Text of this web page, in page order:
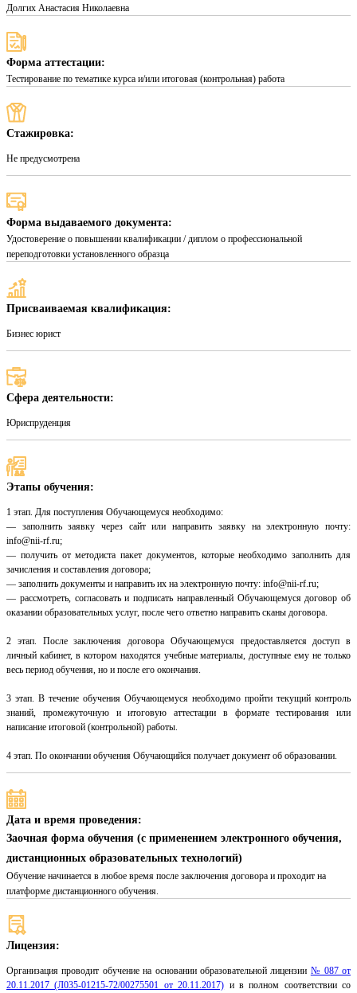
Долгих Анастасия Николаевна
Форма аттестации:
Тестирование по тематике курса и/или итоговая (контрольная) работа
Стажировка:
Не предусмотрена
Форма выдаваемого документа:
Удостоверение о повышении квалификации / диплом о профессиональной
переподготовки установленного образца
Присваиваемая квалификация:
Бизнес юрист
Сфера деятельности:
Юриспруденция
Этапы обучения:
1 этап. Для поступления Обучающемуся необходимо:
— заполнить заявку через сайт или направить заявку на электронную почту:
info@nii-rf.ru;
— получить от методиста пакет документов, которые необходимо заполнить для
зачисления и составления договора;
— заполнить документы и направить их на электронную почту: info@nii-rf.ru;
— рассмотреть, согласовать и подписать направленный Обучающемуся договор об
оказании образовательных услуг, после чего ответно направить сканы договора.
2 этап. После заключения договора Обучающемуся предоставляется доступ в
личный кабинет, в котором находятся учебные материалы, доступные ему не только
весь период обучения, но и после его окончания.
3 этап. В течение обучения Обучающемуся необходимо пройти текущий контроль
знаний, промежуточную и итоговую аттестации в формате тестирования или
написание итоговой (контрольной) работы.
4 этап. По окончании обучения Обучающийся получает документ об образовании.
Дата и время проведения:
Заочная форма обучения (с применением электронного обучения,
дистанционных образовательных технологий)
Обучение начинается в любое время после заключения договора и проходит на
платформе дистанционного обучения.
Лицензия:
Организация проводит обучение на основании образовательной лицензии № 087 от
20.11.2017 (Л035-01215-72/00275501 от 20.11.2017) и в полном соответствии со